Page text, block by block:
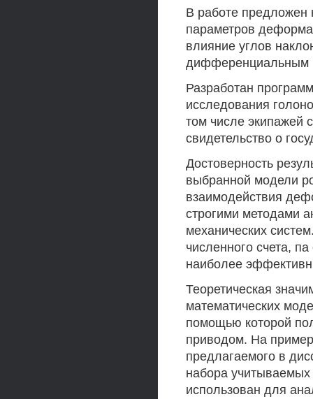
В работе предложен
параметров
влияние углов
дифференциальным
Разработан
исследования
том числе экипажей
свидетельство о
Достоверность
выбранной модели
взаимодействия
строгими методами
механических
численного счета,
наиболее
Теоретическая
математических
помощью которой
приводом. На
предлагаемого в
набора
использован для